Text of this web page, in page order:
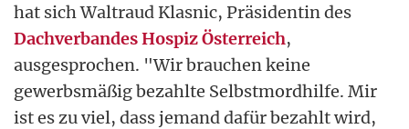
hat sich Waltraud Klasnic, Präsidentin des
Dachverbandes Hospiz Österreich,
ausgesprochen. "Wir brauchen keine
gewerbsmäßig bezahlte Selbstmordhilfe. Mir
ist es zu viel, dass jemand dafür bezahlt wird,